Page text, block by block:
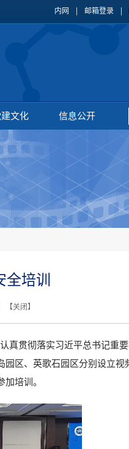
内网 邮箱登录
建文化 信息公开
培训
【关闭 】
真贯彻落实习近平总书记重
区、英歌石园区分别设立视
培训。